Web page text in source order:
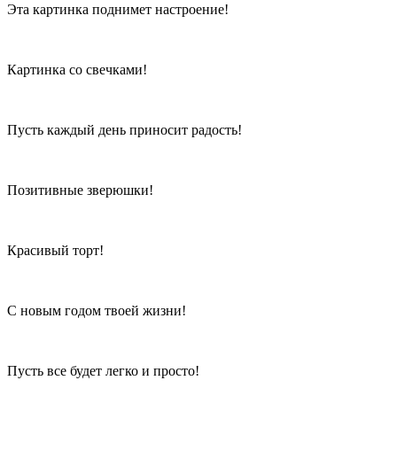
Эта картинка поднимет настроение!
Картинка со свечками!
Пусть каждый день приносит радость!
Позитивные зверюшки!
Красивый торт!
С новым годом твоей жизни!
Пусть все будет легко и просто!